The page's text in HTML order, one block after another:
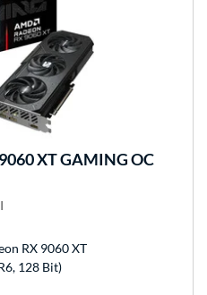
XT GAMING OC
RX 9060 XT
128 Bit)